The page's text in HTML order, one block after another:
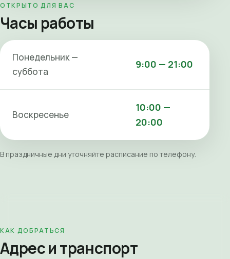
ОТКРЫТО ДЛЯ ВАС
Часы работы
Понедельник —
суббота
9:00 — 21:00
Воскресенье
10:00 —
20:00
В праздничные дни уточняйте расписание по телефону.
КАК ДОБРАТЬСЯ
Адрес и транспорт